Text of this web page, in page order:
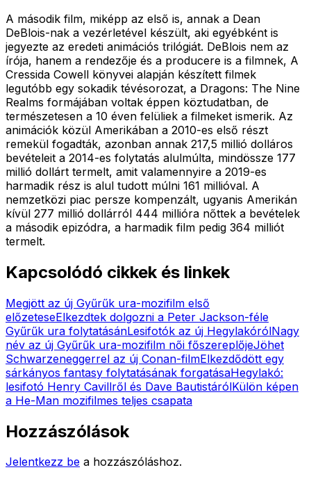
A második film, miképp az első is, annak a Dean
DeBlois-nak a vezérletével készült, aki egyébként is
jegyezte az eredeti animációs trilógiát. DeBlois nem az
írója, hanem a rendezője és a producere is a filmnek, A
Cressida Cowell könyvei alapján készített filmek
legutóbb egy sokadik tévésorozat, a Dragons: The Nine
Realms formájában voltak éppen köztudatban, de
természetesen a 10 éven felüliek a filmeket ismerik. Az
animációk közül Amerikában a 2010-es első részt
remekül fogadták, azonban annak 217,5 millió dolláros
bevételeit a 2014-es folytatás alulmúlta, mindössze 177
millió dollárt termelt, amit valamennyire a 2019-es
harmadik rész is alul tudott múlni 161 millióval. A
nemzetközi piac persze kompenzált, ugyanis Amerikán
kívül 277 millió dollárról 444 millióra nőttek a bevételek
a második epizódra, a harmadik film pedig 364 milliót
termelt.
Kapcsolódó cikkek és linkek
Megjött az új Gyűrűk ura-mozifilm első
előzeteseElkezdtek dolgozni a Peter Jackson-féle
Gyűrűk ura folytatásánLesifotók az új HegylakórólNagy
név az új Gyűrűk ura-mozifilm női főszereplőjeJöhet
Schwarzeneggerrel az új Conan-filmElkezdődött egy
sárkányos fantasy folytatásának forgatásaHegylakó:
lesifotó Henry Cavillről és Dave BautistárólKülön képen
a He-Man mozifilmes teljes csapata
Hozzászólások
Jelentkezz be a hozzászóláshoz.